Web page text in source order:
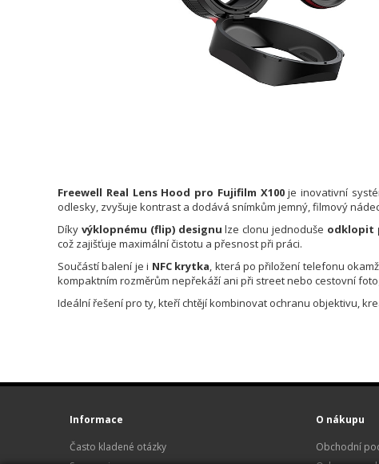
Freewell Real Lens Hood pro Fujifilm X100je inovativní
odlesky, zvyšuje kontrast a dodává snímkům jemný, filmový
Díky výklopnému (flip) designu lze clonu jednoduše odklopit
což zajišťuje maximální čistotu a přesnost při práci.
Součástí balení je i NFC krytka, která po přiložení telefonu
kompaktním rozměrům nepřekáží ani při street nebo cestovní
Ideální řešení pro ty, kteří chtějí kombinovat ochranu objektivu,
Informace
Často kladené otázky
O nákupu
Obchodní